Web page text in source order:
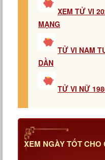
XEM TỬ VI
MẠNG
TỬ VI NAM
DẦN
TỬ VI NỮ
XEM NGÀY TỐT